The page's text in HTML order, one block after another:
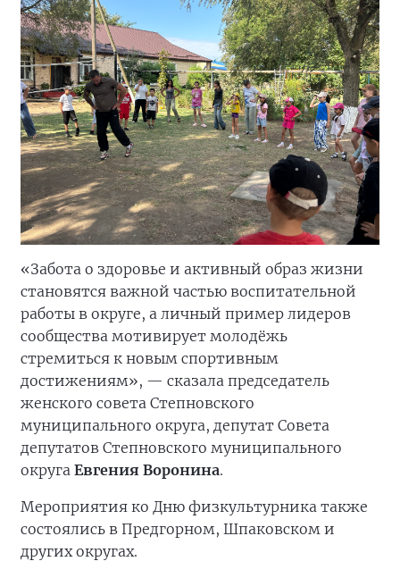
«Забота о здоровье и активный образ жизни
становятся важной частью воспитательной
работы в округе, а личный пример лидеров
сообщества мотивирует молодёжь
стремиться к новым спортивным
достижениям», — сказала председатель
женского совета Степновского
муниципального округа, депутат Совета
депутатов Степновского муниципального
округа Евгения Воронина.
Мероприятия ко Дню физкультурника также
состоялись в Предгорном, Шпаковском и
других округах.